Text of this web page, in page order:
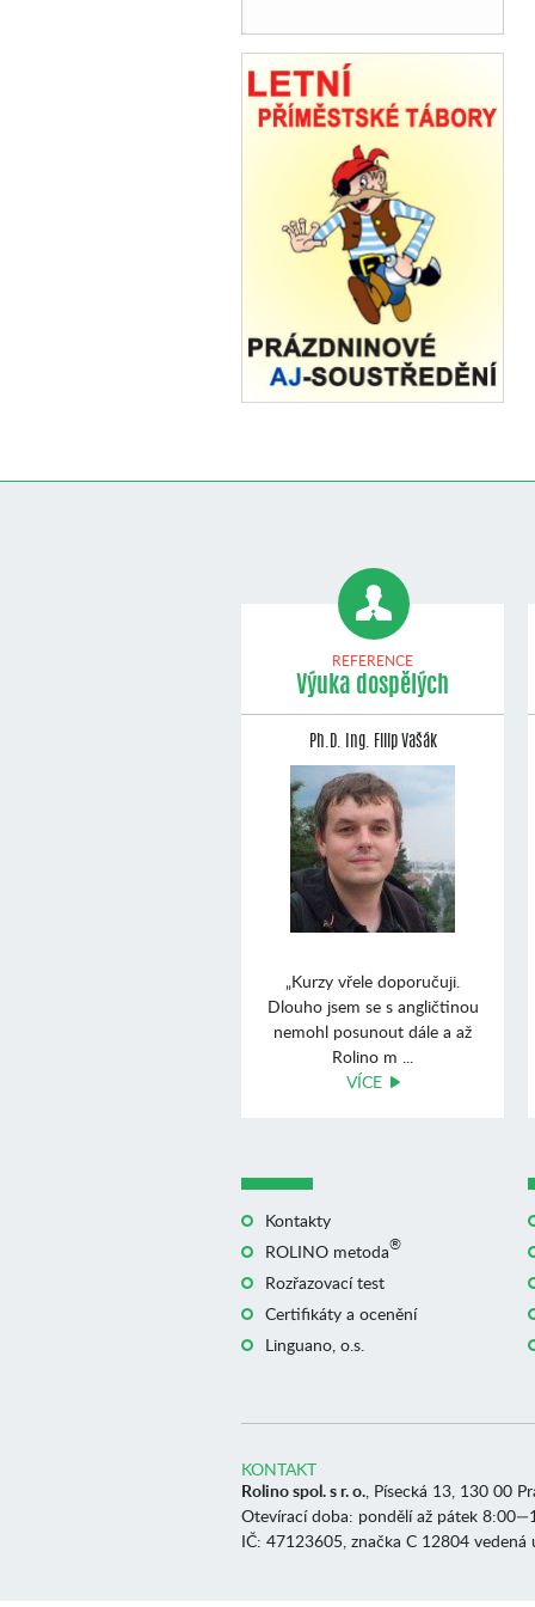
REFERENCE
Výuka dospělých
Ph.D. Ing. Filip Vašák
„Kurzy vřele doporučuji.
Dlouho jsem se s angličtinou
nemohl posunout dále a až
Rolino m ...
VÍCE
Kontakty
ROLINO metoda®
Rozřazovací test
Certifikáty a ocenění
Linguano, o.s.
KONTAKT
Rolino spol. s r. o. , Písecká 13, 130 00
Otevírací doba: pondělí až pátek
IČ: 47123605, značka C 12804